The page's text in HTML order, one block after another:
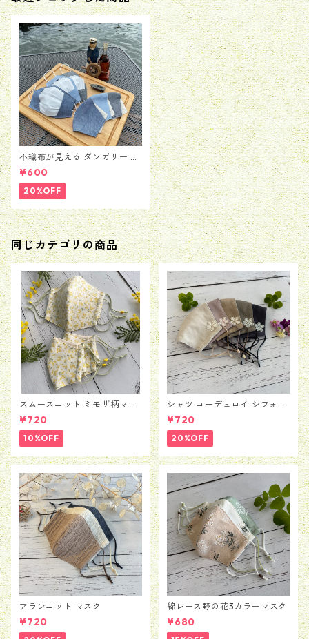
不織布が見える ダンガリー マ
スクカバー
¥600
20%OFF
同じカテゴリの商品
スムースニット ミモザ柄マス
ク
¥720
10%OFF
シャツ コーデュロイ シフォン
フラワー マスク
¥720
20%OFF
アランニット マスク
¥720
綿レース野の花3カラーマスク
¥680